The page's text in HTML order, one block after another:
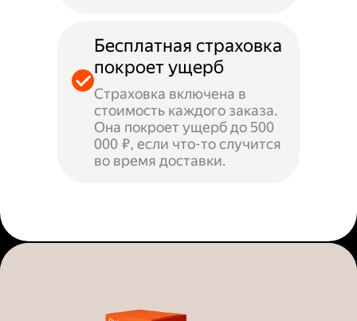
Бесплатная страховка
покроет ущерб
Страховка включена в
стоимость каждого заказа.
Она покроет ущерб до 500
000 ₽, если что-то случится
во время доставки.